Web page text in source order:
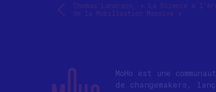
Thomas Landrain, « La Science à
de la Mobilisation Massive »
MoHo est une
de changemakers,